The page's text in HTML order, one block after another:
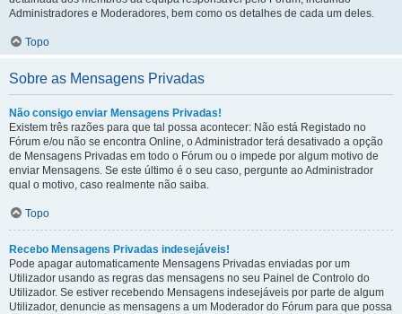
Administradores e Moderadores, bem como os detalhes de cada um deles.
Topo
Sobre as Mensagens Privadas
Não consigo enviar Mensagens Privadas!
Existem três razões para que tal possa acontecer: Não está Registado no
Fórum e/ou não se encontra Online, o Administrador terá desativado a opção
de Mensagens Privadas em todo o Fórum ou o impede por algum motivo de
enviar Mensagens. Se este último é o seu caso, pergunte ao Administrador
qual o motivo, caso realmente não saiba.
Topo
Recebo Mensagens Privadas indesejáveis!
Pode apagar automaticamente Mensagens Privadas enviadas por um
Utilizador usando as regras das mensagens no seu Painel de Controlo do
Utilizador. Se estiver recebendo Mensagens indesejáveis por parte de algum
Utilizador, denuncie as mensagens a um Moderador do Fórum para que possa